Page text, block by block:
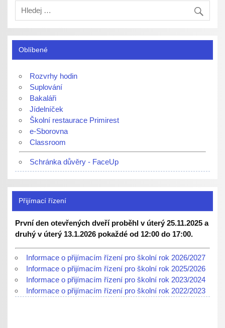
Oblíbené
Rozvrhy hodin
Suplování
Bakaláři
Jídelníček
Školní restaurace Primirest
e-Sborovna
Classroom
Schránka důvěry - FaceUp
Přijímací řízení
První den otevřených dveří proběhl v úterý 25.11.2025 a
druhý v úterý 13.1.2026 pokaždé od 12:00 do 17:00.
Informace o přijímacím řízení pro školní rok 2026/2027
Informace o přijímacím řízení pro školní rok 2025/2026
Informace o přijímacím řízení pro školní rok 2023/2024
Informace o přijímacím řízení pro školní rok 2022/2023